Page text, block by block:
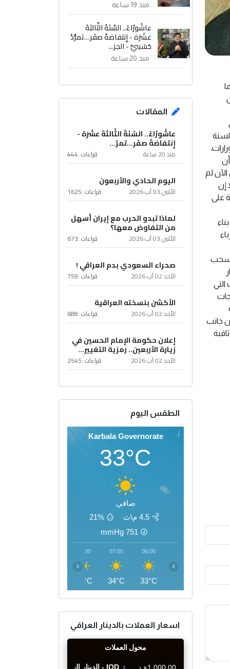
لم
إن
على
والكهرباء
جانب
منذ 19 ساعة
عاشُورْاءُ.. السّنَةُ الثّالثةَ
عشَرَة - إِنتفاضةُ صفَر…تمرُّدٌ
حُسَينيٌّ - الجز...
منذ 20 ساعة
المقالات
عاشُورْاءُ.. السّنَةُ الثّالثةَ عشَرَة -
إِنتفاضةُ صفَر…تمرّ...
منذ 20 ساعة قراءات :444
اليوم الحادي والأربعون
الأثنين 03 آب 2026 قراءات :1625
لماذا تبدو الحرب مع إيران أسهل
من التفاوض معها؟
الأثنين 03 آب 2026 قراءات :673
صحراء السعودي بدم العراقي !
الأحد 02 آب 2026 قراءات :759
الأكشن بنسخته العراقية
الأحد 02 آب 2026 قراءات :688
إعلان حكومة الإمام الحسين في
زيارة الأربعين.. رمزية التغيير...
الأحد 02 آب 2026 قراءات :2545
الطقس اليوم
Karbala Governorate
33°C
صافي
4.5 م\ث
21%
751
mmHg
06:00
33°C
07:00
34°C
08:00
37°C
‹ ›
اسعار العملات بالدينار العراقي